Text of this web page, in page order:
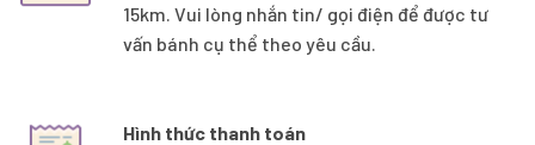
15km. Vui lòng nhắn tin/ gọi điện để được tư
vấn bánh cụ thể theo yêu cầu.
Hình thức thanh toán